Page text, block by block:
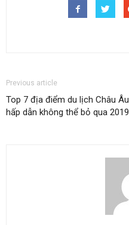
Previous article
Top 7 địa điểm du lịch Châu Âu
hấp dẫn không thể bỏ qua 2019